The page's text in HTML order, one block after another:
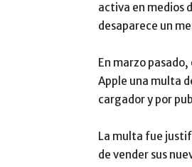
activa en medios
desaparece un
En marzo
Apple una multa
cargador y por
La multa fue
de vender sus